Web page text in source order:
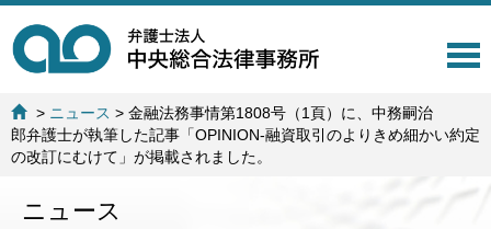
T
l
> ニュース >金融法務事情第1808号（1頁）に、中務嗣治
郎弁護士が執筆した記事「OPINION-融資取引のよりきめ細かい約定
の改訂にむけて」が掲載されました。
ニュース